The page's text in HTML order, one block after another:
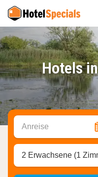
Hotels
Anreise
2 Erwachsene (1